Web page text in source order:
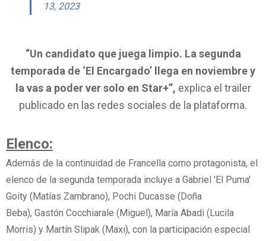
13, 2023
“Un candidato que juega limpio. La segunda
temporada de ‘El Encargado’ llega en noviembre y
la vas a poder ver solo en Star+”, explica el trailer
publicado en las redes sociales de la plataforma.
Elenco:
Además de la continuidad de Francella como protagonista, el
elenco de la segunda temporada incluye a Gabriel 'El Puma'
Goity (Matías Zambrano), Pochi Ducasse (Doña
Beba), Gastón Cocchiarale (Miguel), María Abadi (Lucila
Morris) y Martín Slipak (Maxi), con la participación especial